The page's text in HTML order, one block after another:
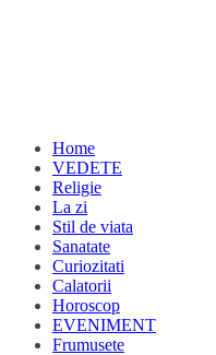
Home
VEDETE
Religie
La zi
Stil de viata
Sanatate
Curiozitati
Calatorii
Horoscop
EVENIMENT
Frumusete